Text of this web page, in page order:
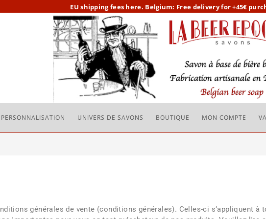
EUshipping fees here. Belgium: Free delivery for +45€
PERSONNALISATION UNIVERS DE SAVONS BOUTIQUE MON COMPTE
générales de vente (conditions générales). Celles-ci s’appliquent